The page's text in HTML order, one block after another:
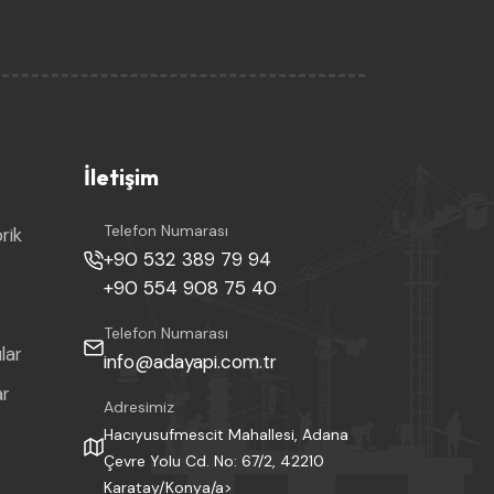
İletişim
Telefon Numarası
+90 532 389 79 94
+90 554 908 75 40
Telefon Numarası
info@adayapi.com.tr
Adresimiz
Hacıyusufmescit Mahallesi, Adana
Çevre Yolu Cd. No: 67/2, 42210
Karatay/Konya/a>